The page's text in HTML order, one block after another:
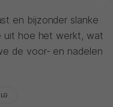
en bijzonder slanke
uit hoe het werkt, wat
de voor- en nadelen
LG